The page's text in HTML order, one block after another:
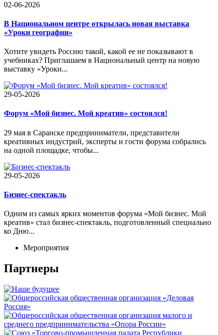
02-06-2026
В Национальном центре открылась новая выставка
«Уроки географии»
Хотите увидеть Россию такой, какой ее не показывают в
учебниках? Приглашаем в Национальный центр на новую
выставку «Уроки...
29-05-2026
Форум «Мой бизнес. Мой креатив» состоялся!
29 мая в Саранске предприниматели, представители
креативных индустрий, эксперты и гости форума собрались
на одной площадке, чтобы...
29-05-2026
Бизнес-спектакль
Одним из самых ярких моментов форума «Мой бизнес. Мой
креатив» стал бизнес-спектакль, подготовленный специально
ко Дню...
Мероприятия
Партнеры